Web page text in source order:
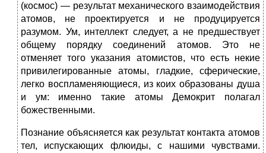
(космос) — результат механического взаимодействия
атомов, не проектируется и не продуцируется
разумом. Ум, интеллект следует, а не предшествует
общему порядку соединений атомов. Это не
отменяет того указания атомистов, что есть некие
привилегированные атомы, гладкие, сферические,
легко воспламеняющиеся, из коих образованы душа
и ум: именно такие атомы Демокрит полагал
божественными.
Познание объясняется как результат контакта атомов
тел, испускающих флюиды, с нашими чувствами.